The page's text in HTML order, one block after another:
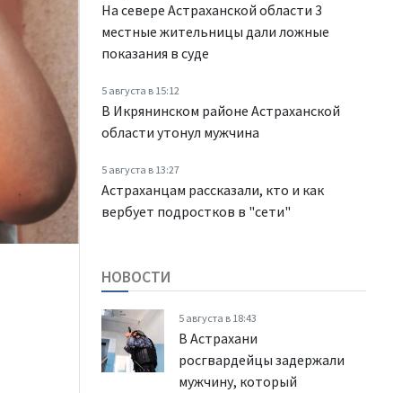
На севере Астраханской области 3
местные жительницы дали ложные
показания в суде
5 августа в 15:12
В Икрянинском районе Астраханской
области утонул мужчина
5 августа в 13:27
Астраханцам рассказали, кто и как
вербует подростков в "сети"
НОВОСТИ
5 августа в 18:43
В Астрахани
росгвардейцы задержали
мужчину, который